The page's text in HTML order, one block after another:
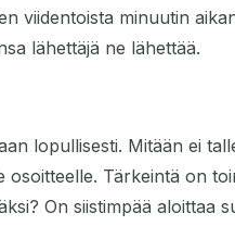
viidentoista minuutin
lähettäjä ne lähettää.
lopullisesti. Mitään ei
Tärkeintä on
On siistimpää aloittaa